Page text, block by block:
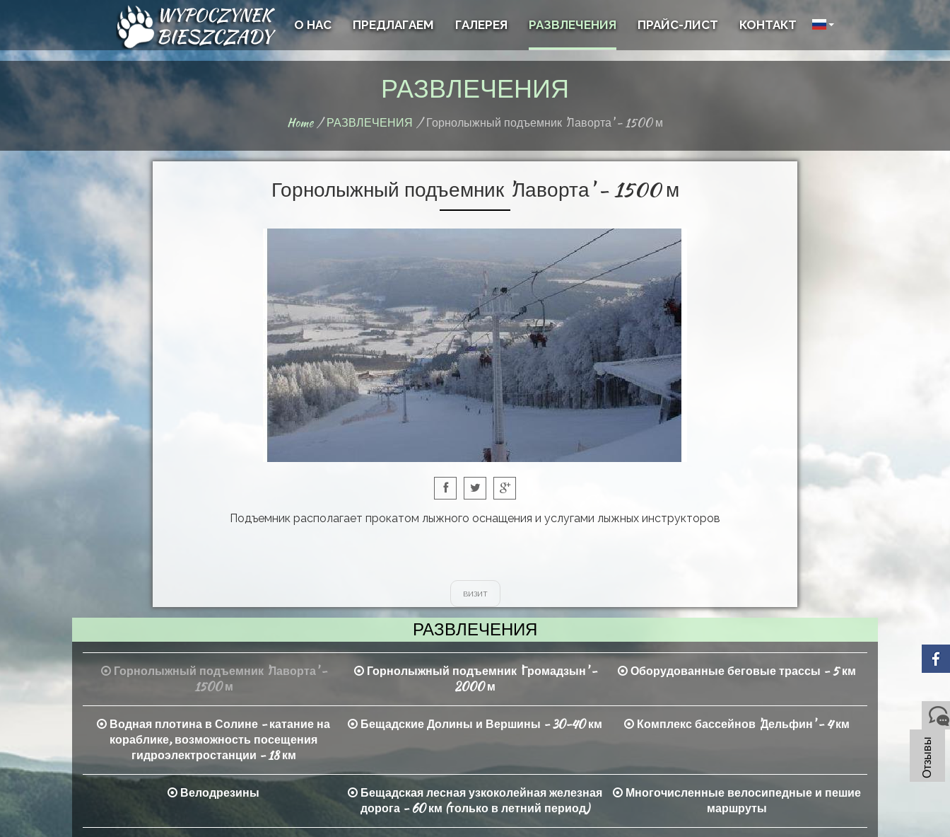
О НАС ПРЕДЛАГАЕМ ГАЛЕРЕЯ РАЗВЛЕЧЕНИЯ ПРАЙС-ЛИСТ КОНТАКТ
РАЗВЛЕЧЕНИЯ
Home РАЗВЛЕЧЕНИЯ Горнолыжный подъемник 'Лаворта' - 1500 м
Горнолыжный подъемник 'Лаворта' - 1500 м
Подъемник располагает прокатом лыжного оснащения и услугами лыжных инструкторов
визит
РАЗВЛЕЧЕНИЯ
Горнолыжный подъемник 'Лаворта' -
1500 м
Горнолыжный подъемник 'Громадзын' -
2000 м
Оборудованные беговые трассы - 5 км
Водная плотина в Солине - катание на
кораблике, возможность посещения
гидроэлектростанции - 18 км
Бещадские Долины и Вершины - 30-40 км Комплекс бассейнов 'Дельфин' - 4 км
Велодрезины
Бещадская лесная узкоколейная железная
дорога - 60 км (только в летний период)
Многочисленные велосипедные и пешие
маршруты
Отзывы